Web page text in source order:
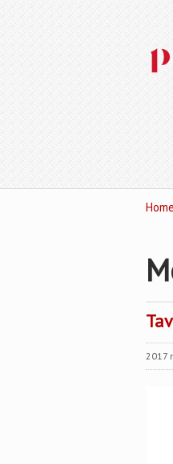
Home
2017